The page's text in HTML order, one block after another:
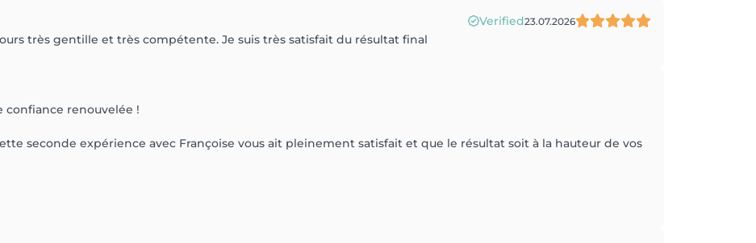
Verified23.07.2026
très gentille et très compétente. Je suis très satisfait du résultat final
confiance renouvelée !
seconde expérience avec Françoise vous ait pleinement satisfait et que le résultat soit à la hauteur de vos